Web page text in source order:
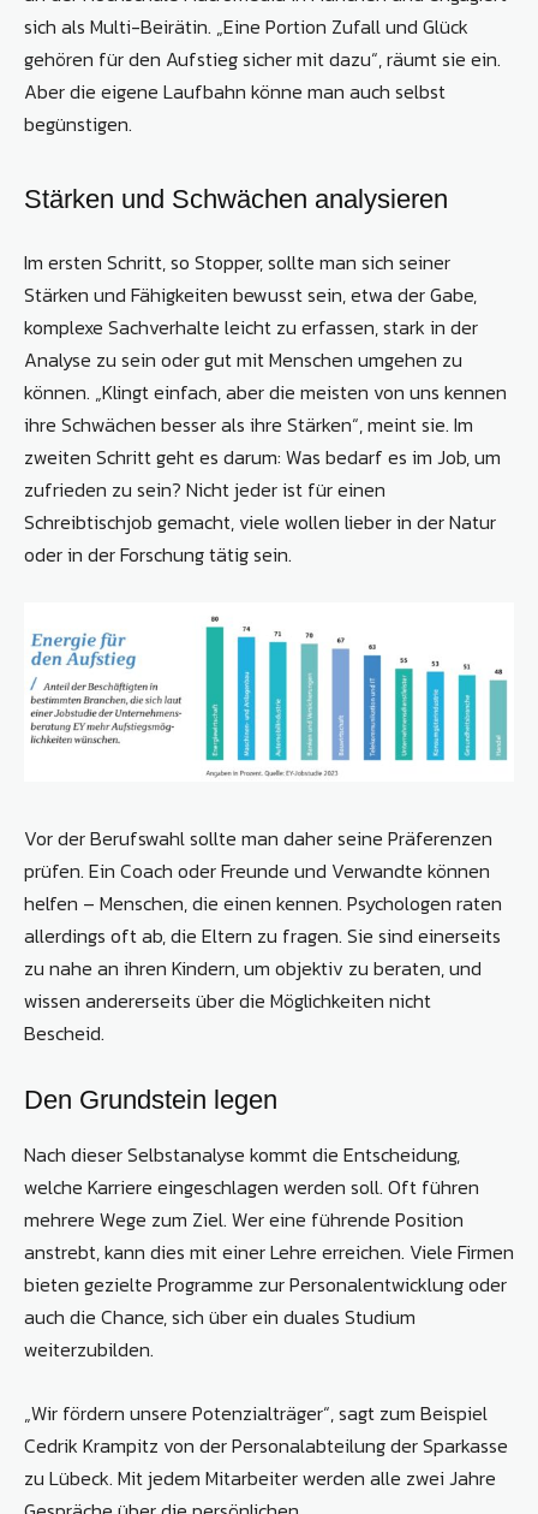
sich als Multi-Beirätin. „Eine Portion Zufall und Glück
gehören für den Aufstieg sicher mit dazu“, räumt sie ein.
Aber die eigene Laufbahn könne man auch selbst
begünstigen.
Stärken und Schwächen analysieren
Im ersten Schritt, so Stopper, sollte man sich seiner
Stärken und Fähigkeiten bewusst sein, etwa der Gabe,
komplexe Sachverhalte leicht zu erfassen, stark in der
Analyse zu sein oder gut mit Menschen umgehen zu
können. „Klingt einfach, aber die meisten von uns kennen
ihre Schwächen besser als ihre Stärken“, meint sie. Im
zweiten Schritt geht es darum: Was bedarf es im Job, um
zufrieden zu sein? Nicht jeder ist für einen
Schreibtischjob gemacht, viele wollen lieber in der Natur
oder in der Forschung tätig sein.
Vor der Berufswahl sollte man daher seine Präferenzen
prüfen. Ein Coach oder Freunde und Verwandte können
helfen – Menschen, die einen kennen. Psychologen raten
allerdings oft ab, die Eltern zu fragen. Sie sind einerseits
zu nahe an ihren Kindern, um objektiv zu beraten, und
wissen andererseits über die Möglichkeiten nicht
Bescheid.
Den Grundstein legen
Nach dieser Selbstanalyse kommt die Entscheidung,
welche Karriere eingeschlagen werden soll. Oft führen
mehrere Wege zum Ziel. Wer eine führende Position
anstrebt, kann dies mit einer Lehre erreichen. Viele Firmen
bieten gezielte Programme zur Personalentwicklung oder
auch die Chance, sich über ein duales Studium
weiterzubilden.
„Wir fördern unsere Potenzialträger“, sagt zum Beispiel
Cedrik Krampitz von der Personalabteilung der Sparkasse
zu Lübeck. Mit jedem Mitarbeiter werden alle zwei Jahre